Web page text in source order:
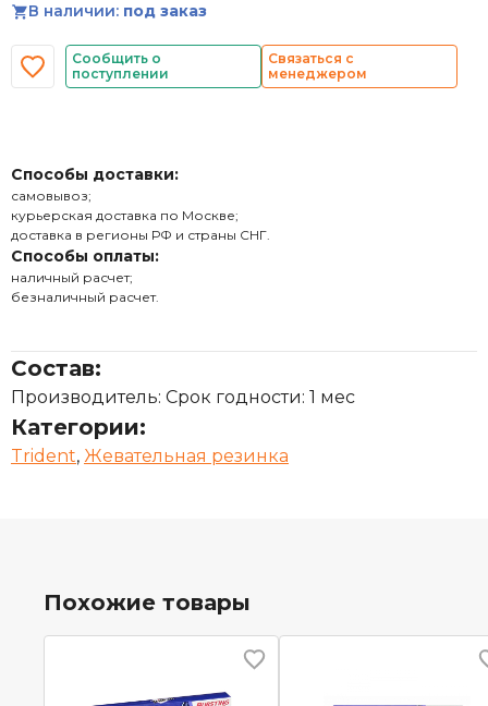
В наличии: под заказ
Сообщить о
поступлении
Связаться с
менеджером
Способы доставки:
самовывоз;
курьерская доставка по Москве;
доставка в регионы РФ и страны СНГ.
Способы оплаты:
наличный расчет;
безналичный расчет.
Состав:
Производитель: Срок годности: 1 мес
Категории:
Trident, Жевательная резинка
Похожие товары